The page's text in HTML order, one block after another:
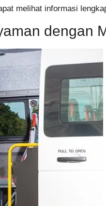
melihat informasi
dengan